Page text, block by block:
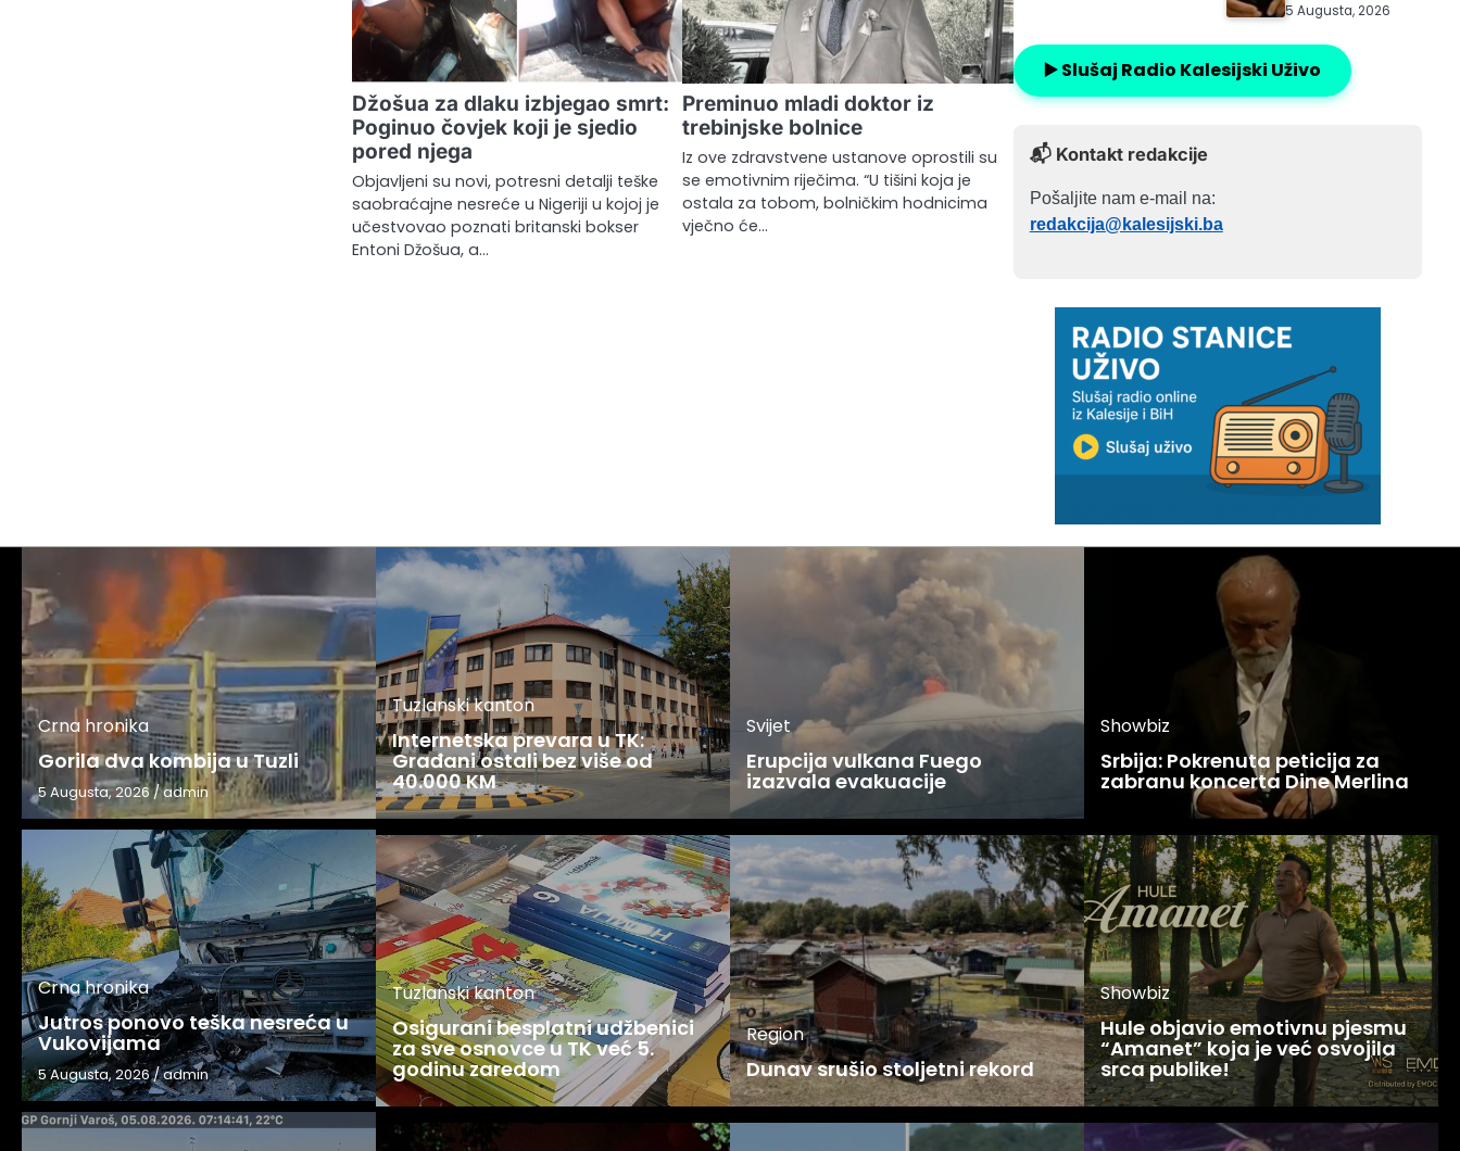
Džošua za dlaku izbjegao smrt:
Poginuo čovjek koji je sjedio
pored njega
Objavljeni su novi, potresni detalji teške
saobraćajne nesreće u Nigeriji u kojoj je
učestvovao poznati britanski bokser
Entoni Džošua, a…
Preminuo mladi doktor iz
trebinjske bolnice
Iz ove zdravstvene ustanove oprostili su
se emotivnim riječima. “U tišini koja je
ostala za tobom, bolničkim hodnicima
vječno će…
5 Augusta, 2026
▶️ Slušaj Radio Kalesijski Uživo
📬 Kontakt redakcije
Pošaljite nam e-mail na:
redakcija@kalesijski.ba
Crna hronika
Gorila dva kombija u Tuzli
5 Augusta, 2026/admin
Crna hronika
Jutros ponovo teška nesreća u
Vukovijama
5 Augusta, 2026/admin
Tuzlanski kanton
Internetska prevara u TK:
Građani ostali bez više od
40.000 KM
Tuzlanski kanton
Osigurani besplatni udžbenici
za sve osnovce u TK već 5.
godinu zaredom
Svijet
Erupcija vulkana Fuego
izazvala evakuacije
Region
Dunav srušio stoljetni rekord
Showbiz
Srbija: Pokrenuta peticija za
zabranu koncerta Dine Merlina
Showbiz
Hule objavio emotivnu pjesmu
“Amanet” koja je već osvojila
srca publike!